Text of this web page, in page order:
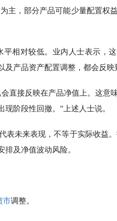
主，部分产品可能少量配置权
相对较低。业内人士表示，
产品资产配置调整，都会反映
直接反映在产品净值上。这意
现阶段性回撤。”上述人士说。
表未来表现，不等于实际收益
及净值波动风险。
市调整。